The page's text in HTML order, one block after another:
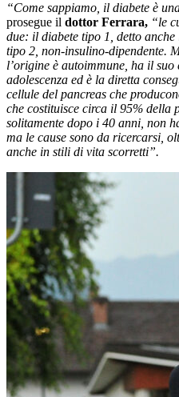
“Come sappiamo, il diabete è
prosegue il dottor Ferrara, “le
due: il diabete tipo 1, detto
tipo 2, non-insulino-dipendente.
l’origine è autoimmune, ha il suo
adolescenza ed è la diretta
cellule del pancreas che
che costituisce circa il 95% della
solitamente dopo i 40 anni, non
ma le cause sono da ricercarsi,
anche in stili di vita scorretti”.